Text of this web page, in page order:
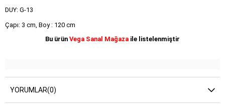
DUY: G-13
Çapı: 3 cm, Boy : 120 cm
Bu ürün Vega Sanal Mağaza ile listelenmiştir
YORUMLAR(0)